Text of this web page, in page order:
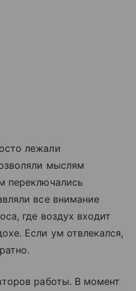
лежали
мыслям
переключались
все внимание
где воздух входит
Если ум отвлекался,
работы. В момент